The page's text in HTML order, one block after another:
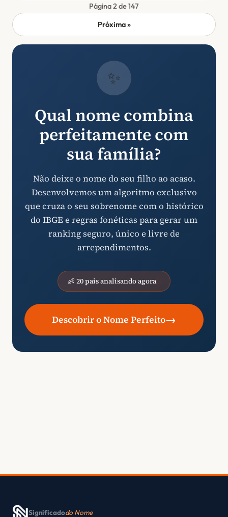
Página 2 de 147
Próxima »
✨
Qual nome combina
perfeitamente com
sua família?
Não deixe o nome do seu filho ao acaso.
Desenvolvemos um algoritmo exclusivo
que cruza o seu sobrenome com o histórico
do IBGE e regras fonéticas para gerar um
ranking seguro, único e livre de
arrependimentos.
👶 20 pais analisando agora
Descobrir o Nome Perfeito→
Significadodo Nome